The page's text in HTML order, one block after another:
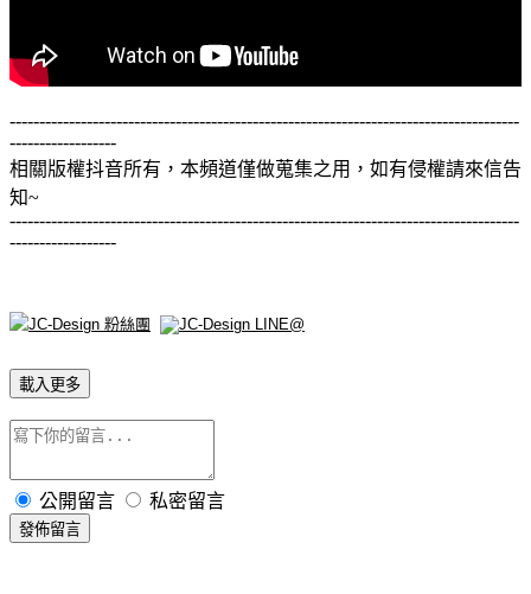
--------------------------------------------------------------------------------------
------------------
相關版權抖音所有，本頻道僅做蒐集之用，如有侵權請來信告
知~
--------------------------------------------------------------------------------------
------------------
載入更多
公開留言 私密留言
發佈留言